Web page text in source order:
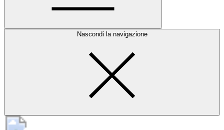
Nascondi la navigazione